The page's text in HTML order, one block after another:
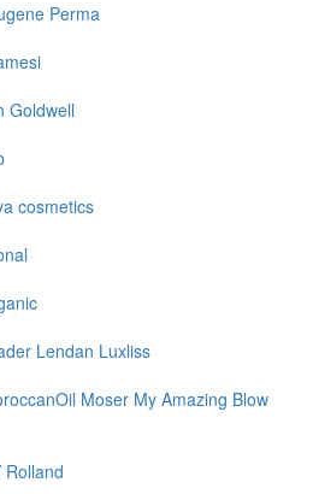
Perma
Goldwell
cosmetics
Lendan Luxliss
Moser My Amazing Blow
Rolland